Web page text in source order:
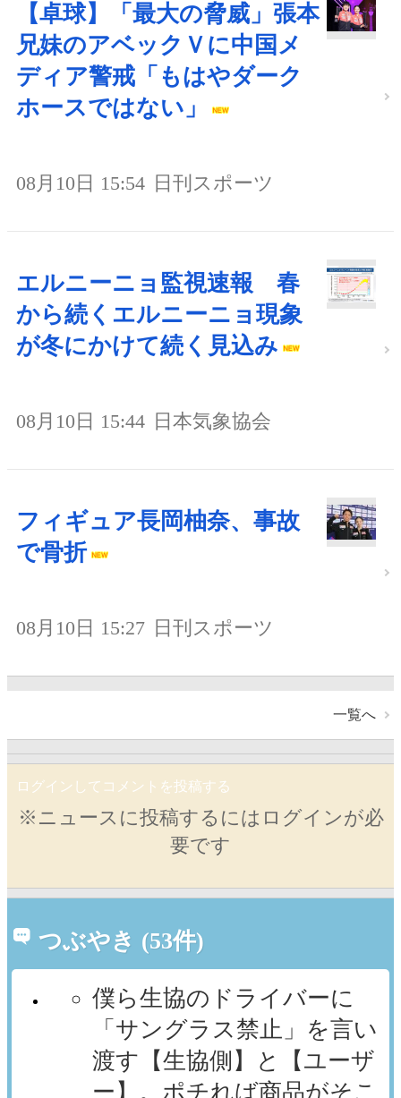
【卓球】「最大の脅威」張本
兄妹のアベックＶに中国メ
ディア警戒「もはやダーク
ホースではない」
08月10日 15:54 日刊スポーツ
エルニーニョ監視速報 春
から続くエルニーニョ現象
が冬にかけて続く見込み
08月10日 15:44 日本気象協会
フィギュア長岡柚奈、事故
で骨折
08月10日 15:27 日刊スポーツ
一覧へ
ログインしてコメントを投稿する
※ニュースに投稿するにはログインが必
要です
つぶやき (53件)
僕ら生協のドライバーに
「サングラス禁止」を言い
渡す【生協側】と【ユーザ
ー】。ポチれば商品がそこ